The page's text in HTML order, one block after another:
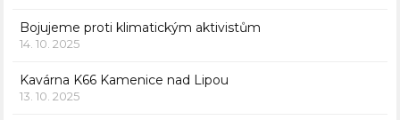
Bojujeme proti klimatickým aktivistům
14. 10. 2025
Kavárna K66 Kamenice nad Lipou
13. 10. 2025